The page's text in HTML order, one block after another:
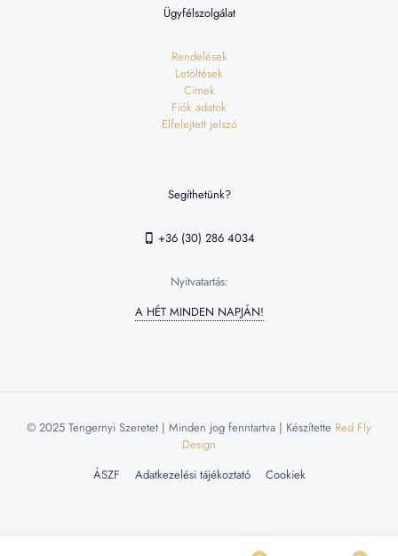
Ügyfélszolgálat
Rendelések
Letöltések
Címek
Fiók adatok
Elfelejtett jelszó
Segíthetünk?
+36 (30) 286 4034
Nyitvatartás:
A HÉT MINDEN NAPJÁN!
© 2025 Tengernyi Szeretet | Minden jog fenntartva | Készítette Red Fly
Design
ÁSZF
Adatkezelési tájékoztató Cookiek